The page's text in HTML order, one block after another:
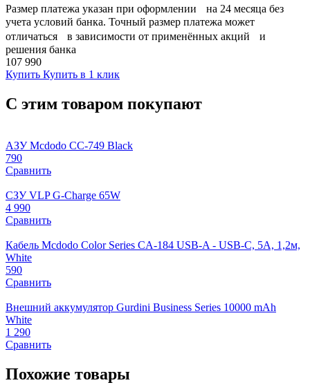
Размер платежа указан при оформлении на 24 месяца без
учета условий банка. Точный размер платежа может
отличаться в зависимости от применённых акций и
решения банка
107 990
Купить Купить в 1 клик
С этим товаром покупают
АЗУ Mcdodo CC-749 Black
790
Сравнить
СЗУ VLP G-Charge 65W
4 990
Сравнить
Кабель Mcdodo Color Series CA-184 USB-A - USB-C, 5A, 1,2м,
White
590
Сравнить
Внешний аккумулятор Gurdini Business Series 10000 mAh
White
1 290
Сравнить
Похожие товары